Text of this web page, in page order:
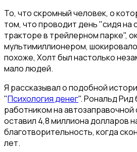
То, что скромный человек, о
том, что проводит день "сидя на
тракторе в трейлерном парке",
мультимиллионером, шокировало
похоже, Холт был настолько
мало людей.
Я рассказывал о подобной
"Психология денег". Рональд Рид
работником на автозаправочной
оставил 4,8 миллиона долларов
благотворительность, когда
лет.